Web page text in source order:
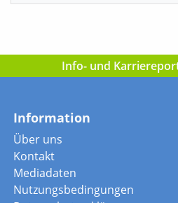
Info- und
Information
Über uns
Kontakt
Mediadaten
Nutzungsbedingungen